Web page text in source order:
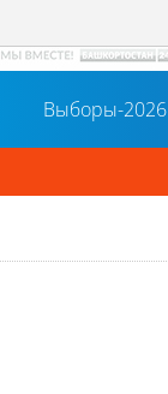
Выборы-2026